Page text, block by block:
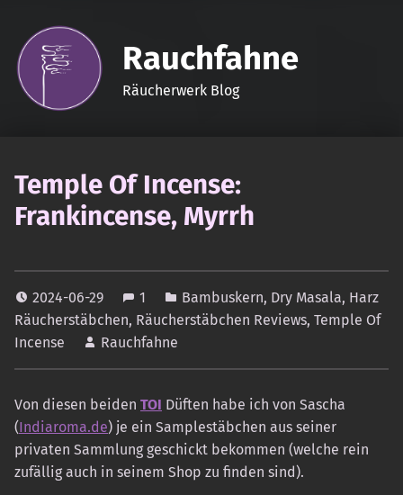
Rauchfahne
Räucherwerk Blog
Temple Of Incense:
Frankincense, Myrrh
2024-06-29 1 Bambuskern, Dry Masala, Harz
Räucherstäbchen, Räucherstäbchen Reviews, Temple Of
Incense
Rauchfahne
Von diesen beiden TOI Düften habe ich von Sascha
(Indiaroma.de) je ein Samplestäbchen aus seiner
privaten Sammlung geschickt bekommen (welche rein
zufällig auch in seinem Shop zu finden sind).